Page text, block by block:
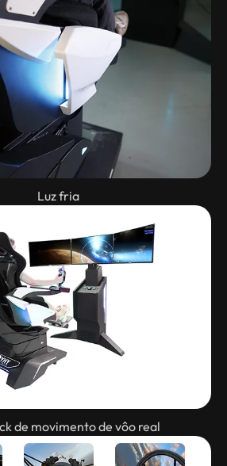
Luz fria
de movimento de vôo real